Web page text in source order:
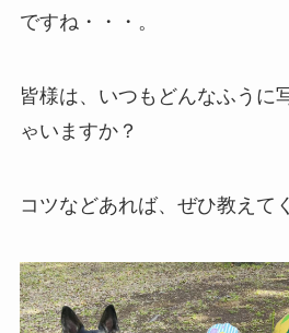
ですね・・・。
皆様は、いつもどんなふうに
ゃいますか？
コツなどあれば、ぜひ教えて